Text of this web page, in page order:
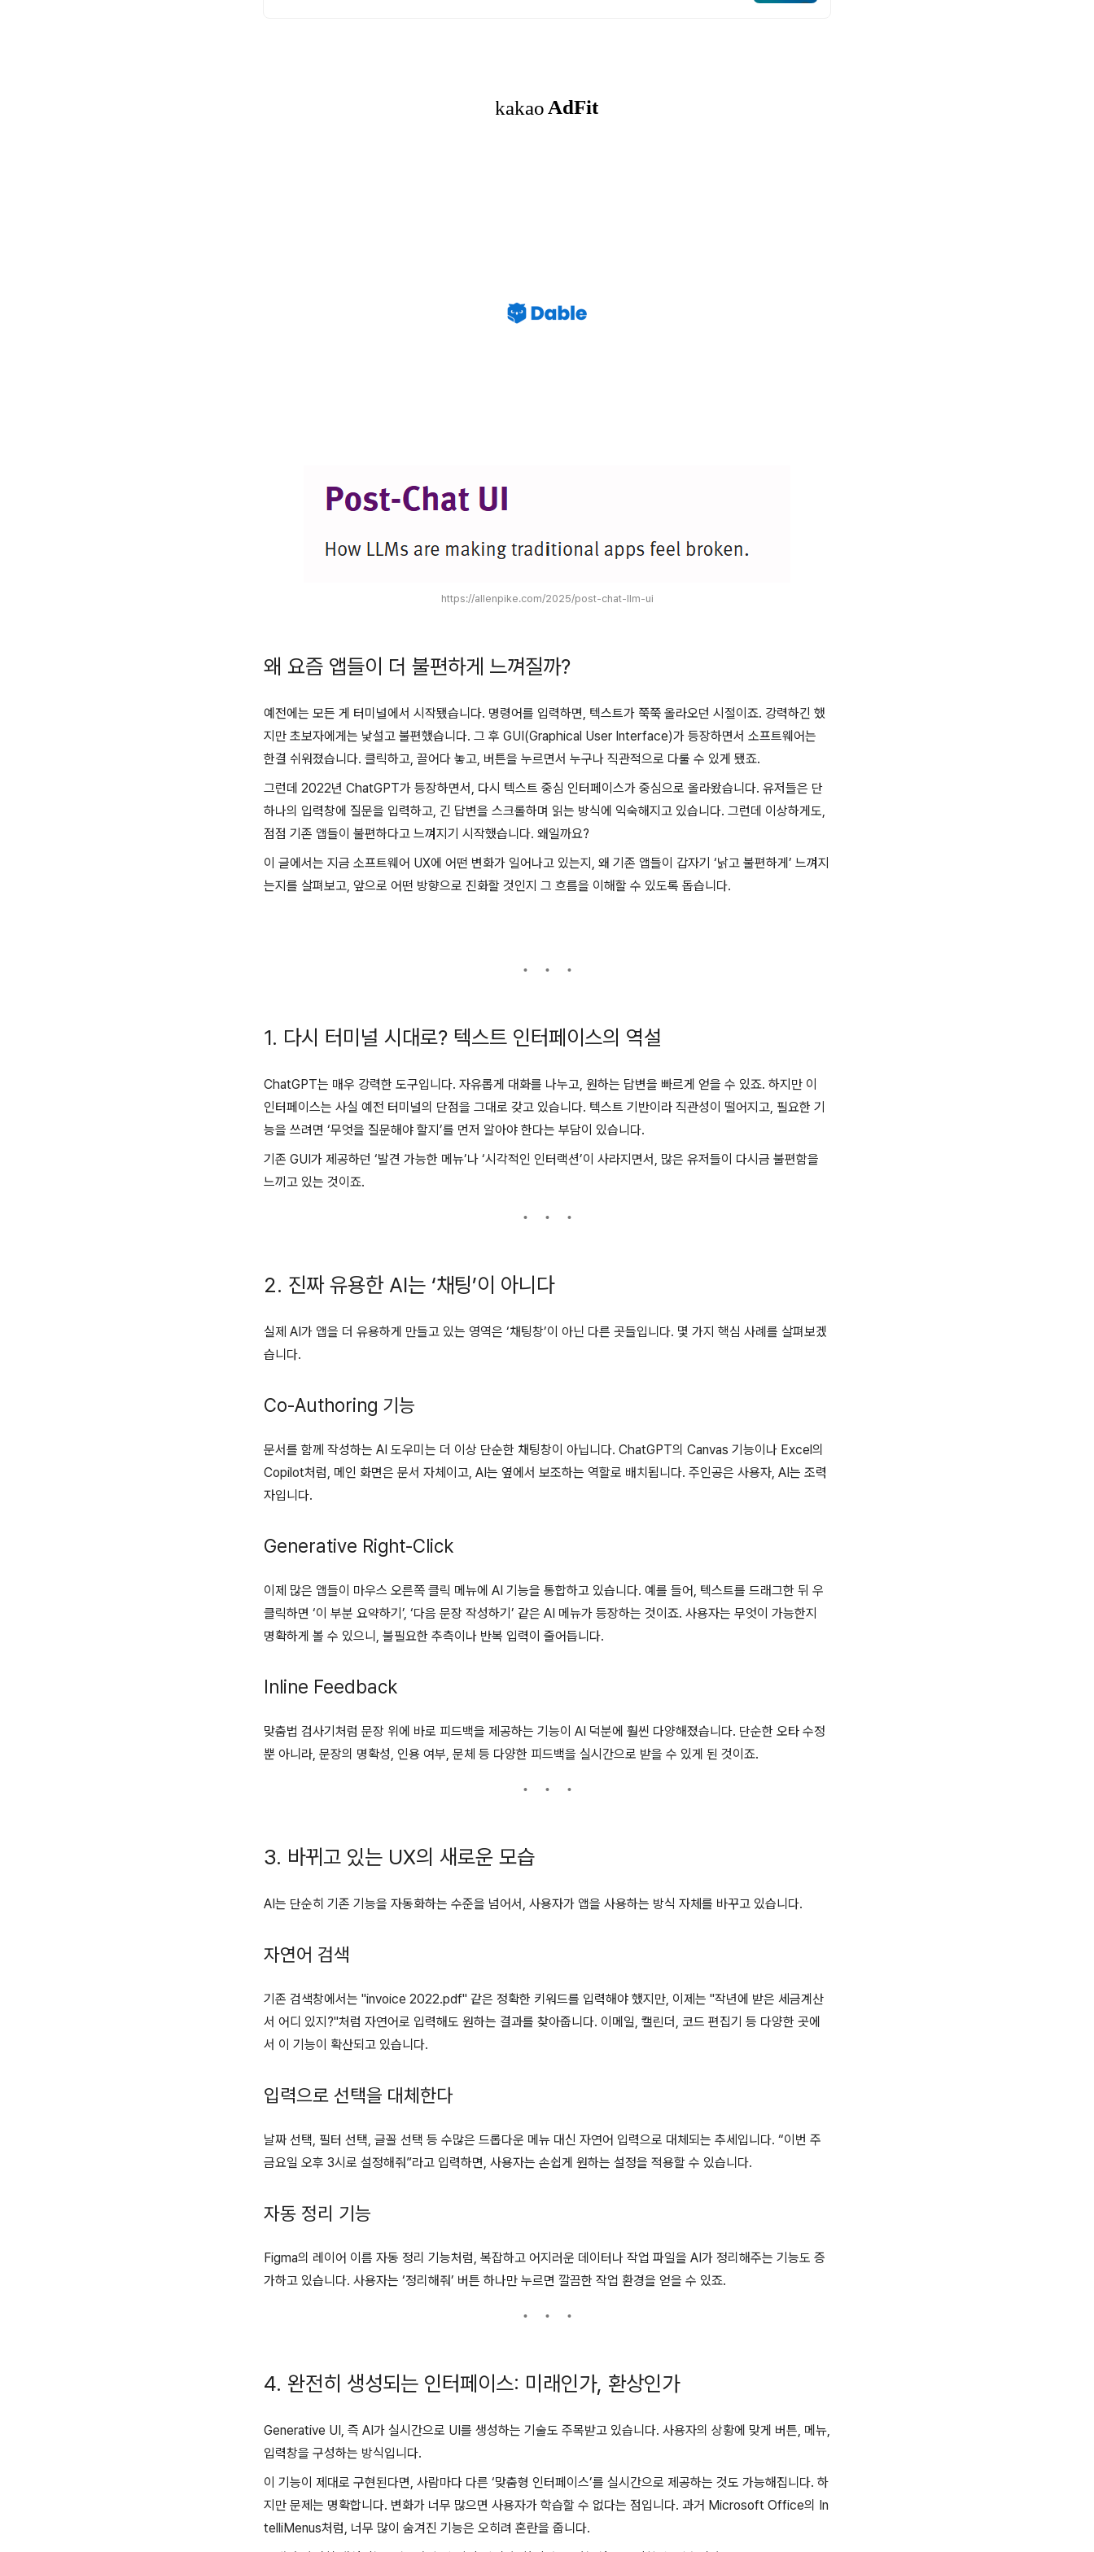
https://allenpike.com/2025/post-chat-llm-ui
왜 요즘 앱들이 더 불편하게 느껴질까?
예전에는 모든 게 터미널에서 시작됐습니다. 명령어를 입력하면, 텍스트가 쭉쭉 올라오던 시절이죠. 강력하긴 했
지만 초보자에게는 낯설고 불편했습니다. 그 후 GUI(Graphical User Interface)가 등장하면서 소프트웨어는
한결 쉬워졌습니다. 클릭하고, 끌어다 놓고, 버튼을 누르면서 누구나 직관적으로 다룰 수 있게 됐죠.
그런데 2022년 ChatGPT가 등장하면서, 다시 텍스트 중심 인터페이스가 중심으로 올라왔습니다. 유저들은 단
하나의 입력창에 질문을 입력하고, 긴 답변을 스크롤하며 읽는 방식에 익숙해지고 있습니다. 그런데 이상하게도,
점점 기존 앱들이 불편하다고 느껴지기 시작했습니다. 왜일까요?
이 글에서는 지금 소프트웨어 UX에 어떤 변화가 일어나고 있는지, 왜 기존 앱들이 갑자기 ‘낡고 불편하게’ 느껴지
는지를 살펴보고, 앞으로 어떤 방향으로 진화할 것인지 그 흐름을 이해할 수 있도록 돕습니다.
1. 다시 터미널 시대로? 텍스트 인터페이스의 역설
ChatGPT는 매우 강력한 도구입니다. 자유롭게 대화를 나누고, 원하는 답변을 빠르게 얻을 수 있죠. 하지만 이
인터페이스는 사실 예전 터미널의 단점을 그대로 갖고 있습니다. 텍스트 기반이라 직관성이 떨어지고, 필요한 기
능을 쓰려면 ‘무엇을 질문해야 할지’를 먼저 알아야 한다는 부담이 있습니다.
기존 GUI가 제공하던 ‘발견 가능한 메뉴’나 ‘시각적인 인터랙션’이 사라지면서, 많은 유저들이 다시금 불편함을
느끼고 있는 것이죠.
2. 진짜 유용한 AI는 ‘채팅’이 아니다
실제 AI가 앱을 더 유용하게 만들고 있는 영역은 ‘채팅창’이 아닌 다른 곳들입니다. 몇 가지 핵심 사례를 살펴보겠
습니다.
Co-Authoring 기능
문서를 함께 작성하는 AI 도우미는 더 이상 단순한 채팅창이 아닙니다. ChatGPT의 Canvas 기능이나 Excel의
Copilot처럼, 메인 화면은 문서 자체이고, AI는 옆에서 보조하는 역할로 배치됩니다. 주인공은 사용자, AI는 조력
자입니다.
Generative Right-Click
이제 많은 앱들이 마우스 오른쪽 클릭 메뉴에 AI 기능을 통합하고 있습니다. 예를 들어, 텍스트를 드래그한 뒤 우
클릭하면 ‘이 부분 요약하기’, ‘다음 문장 작성하기’ 같은 AI 메뉴가 등장하는 것이죠. 사용자는 무엇이 가능한지
명확하게 볼 수 있으니, 불필요한 추측이나 반복 입력이 줄어듭니다.
Inline Feedback
맞춤법 검사기처럼 문장 위에 바로 피드백을 제공하는 기능이 AI 덕분에 훨씬 다양해졌습니다. 단순한 오타 수정
뿐 아니라, 문장의 명확성, 인용 여부, 문체 등 다양한 피드백을 실시간으로 받을 수 있게 된 것이죠.
3. 바뀌고 있는 UX의 새로운 모습
AI는 단순히 기존 기능을 자동화하는 수준을 넘어서, 사용자가 앱을 사용하는 방식 자체를 바꾸고 있습니다.
자연어 검색
기존 검색창에서는 "invoice 2022.pdf" 같은 정확한 키워드를 입력해야 했지만, 이제는 "작년에 받은 세금계산
서 어디 있지?"처럼 자연어로 입력해도 원하는 결과를 찾아줍니다. 이메일, 캘린더, 코드 편집기 등 다양한 곳에
서 이 기능이 확산되고 있습니다.
입력으로 선택을 대체한다
날짜 선택, 필터 선택, 글꼴 선택 등 수많은 드롭다운 메뉴 대신 자연어 입력으로 대체되는 추세입니다. “이번 주
금요일 오후 3시로 설정해줘”라고 입력하면, 사용자는 손쉽게 원하는 설정을 적용할 수 있습니다.
자동 정리 기능
Figma의 레이어 이름 자동 정리 기능처럼, 복잡하고 어지러운 데이터나 작업 파일을 AI가 정리해주는 기능도 증
가하고 있습니다. 사용자는 ‘정리해줘’ 버튼 하나만 누르면 깔끔한 작업 환경을 얻을 수 있죠.
4. 완전히 생성되는 인터페이스: 미래인가, 환상인가
Generative UI, 즉 AI가 실시간으로 UI를 생성하는 기술도 주목받고 있습니다. 사용자의 상황에 맞게 버튼, 메뉴,
입력창을 구성하는 방식입니다.
이 기능이 제대로 구현된다면, 사람마다 다른 ‘맞춤형 인터페이스’를 실시간으로 제공하는 것도 가능해집니다. 하
지만 문제는 명확합니다. 변화가 너무 많으면 사용자가 학습할 수 없다는 점입니다. 과거 Microsoft Office의 In
telliMenus처럼, 너무 많이 숨겨진 기능은 오히려 혼란을 줍니다.